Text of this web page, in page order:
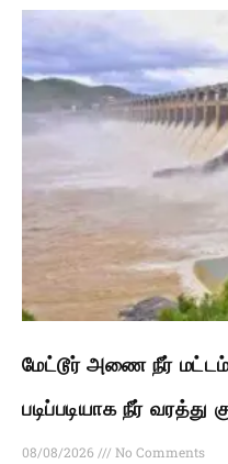
மேட்டூர் அணை நீர்
படிப்படியாக நீர் வரத்து
08/08/2026 No Comments